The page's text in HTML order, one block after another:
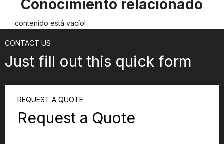
Conocimiento relacionado
contenido está vacío!
CONTACT US
Just fill out this quick form
REQUEST A QUOTE
Request a Quote